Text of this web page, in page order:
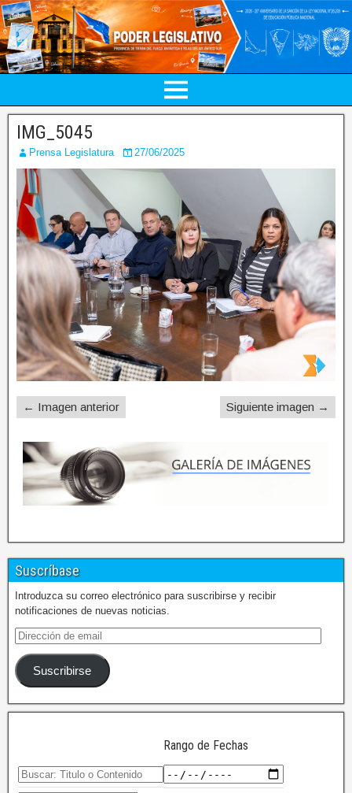
IMG_5045
Prensa Legislatura 27/06/2025
← Imagen anterior Siguiente imagen →
Suscríbase
Introduzca su correo electrónico para suscribirse y recibir
notificaciones de nuevas noticias.
Suscribirse
Rango de Fechas